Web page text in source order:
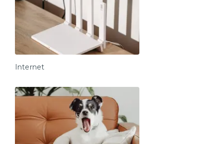
Internet